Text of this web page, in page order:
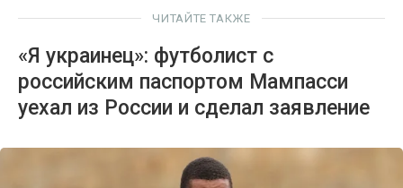
ЧИТАЙТЕ ТАКЖЕ
«Я украинец»: футболист с
российским паспортом Мампасси
уехал из России и сделал заявление